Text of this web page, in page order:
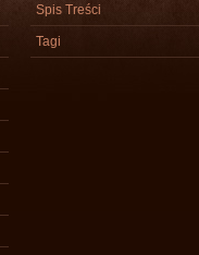
Spis Treści
Tagi